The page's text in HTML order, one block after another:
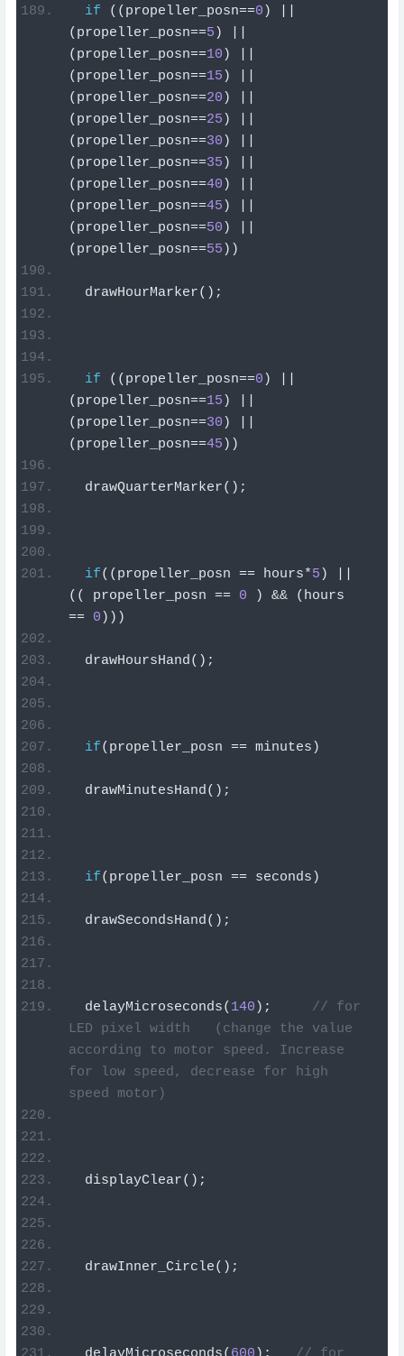
if (( propeller_posn==0 )
( propeller_posn==5 )
( propeller_posn==10 )
( propeller_posn==15 )
( propeller_posn==20 )
( propeller_posn==25 )
( propeller_posn==30 )
( propeller_posn==35 )
( propeller_posn==40 )
( propeller_posn==45 )
( propeller_posn==50 )
( propeller_posn==55 ))
  drawHourMarker
();
if (( propeller_posn==0 )
( propeller_posn==15 )
( propeller_posn==30 )
( propeller_posn==45 ))
  drawQuarterMarker
();
if(( propeller_posn == hours*5 )
((
propeller_posn == 0 ) && (
==
0 )))
  drawHoursHand
();
if( propeller_posn == minutes )
  drawMinutesHand
();
if( propeller_posn == seconds )
  drawSecondsHand
();
  delayMicroseconds
( 140 );
// for
LED pixel width   (change the value
according to motor speed. Increase
for low speed, decrease for high
speed motor)
  displayClear
();
  drawInner_Circle
();